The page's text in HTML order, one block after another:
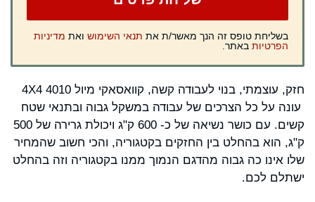
בשליחת טופס זה הנך מאשר/ת את תנאי השימוש ואת מדיניות
הפרטיות באתר.
חזק, עוצמתי, בנוי לעבודה קשה, קוואסאקי מיול 4010 4X4
עונה על כל הצרכים של עבודה במשקל גבוה ובתנאי שטח
קשים. עם כושר נשיאה של כ- 600 ק"ג ויכולת גרירה של 500
ק"ג, הוא בהחלט בין החזקים בקטגוריה, והכי חשוב שהמחיר
שלו אינו כה גבוה מהדגם הנמוך ממנו בקטגוריה וזה בהחלט
ישתלם לכם.